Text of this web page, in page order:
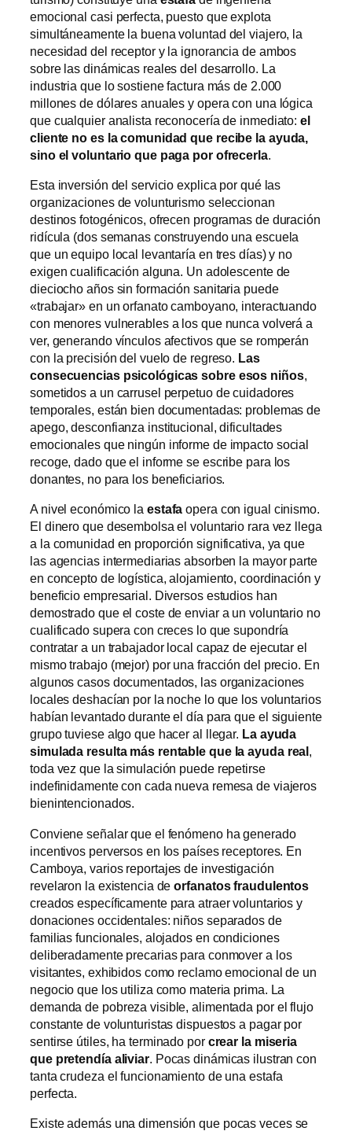
emocional casi perfecta, puesto que explota
simultáneamente la buena voluntad del viajero, la
necesidad del receptor y la ignorancia de ambos
sobre las dinámicas reales del desarrollo. La
industria que lo sostiene factura más de 2.000
millones de dólares anuales y opera con una lógica
que cualquier analista reconocería de inmediato:el
cliente no es la comunidad que recibe la ayuda,
sino el voluntario que paga por ofrecerla.
Esta inversión del servicio explica por qué las
organizaciones de volunturismo seleccionan
destinos fotogénicos, ofrecen programas de duración
ridícula (dos semanas construyendo una escuela
que un equipo local levantaría en tres días) y no
exigen cualificación alguna. Un adolescente de
dieciocho años sin formación sanitaria puede
«trabajar» en un orfanato camboyano, interactuando
con menores vulnerables a los que nunca volverá a
ver, generando vínculos afectivos que se romperán
con la precisión del vuelo de regreso. Las
consecuencias psicológicas sobre esos niños,
sometidos a un carrusel perpetuo de cuidadores
temporales, están bien documentadas: problemas de
apego, desconfianza institucional, dificultades
emocionales que ningún informe de impacto social
recoge, dado que el informe se escribe para los
donantes, no para los beneficiarios.
A nivel económico la estafa opera con igual cinismo.
El dinero que desembolsa el voluntario rara vez llega
a la comunidad en proporción significativa, ya que
las agencias intermediarias absorben la mayor parte
en concepto de logística, alojamiento, coordinación y
beneficio empresarial. Diversos estudios han
demostrado que el coste de enviar a un voluntario no
cualificado supera con creces lo que supondría
contratar a un trabajador local capaz de ejecutar el
mismo trabajo (mejor) por una fracción del precio. En
algunos casos documentados, las organizaciones
locales deshacían por la noche lo que los voluntarios
habían levantado durante el día para que el siguiente
grupo tuviese algo que hacer al llegar. La ayuda
simulada resulta más rentable que la ayuda real ,
toda vez que la simulación puede repetirse
indefinidamente con cada nueva remesa de viajeros
bienintencionados.
Conviene señalar que el fenómeno ha generado
incentivos perversos en los países receptores. En
Camboya, varios reportajes de investigación
revelaron la existencia deorfanatos fraudulentos
creados específicamente para atraer voluntarios y
donaciones occidentales: niños separados de
familias funcionales, alojados en condiciones
deliberadamente precarias para conmover a los
visitantes, exhibidos como reclamo emocional de un
negocio que los utiliza como materia prima. La
demanda de pobreza visible, alimentada por el flujo
constante de volunturistas dispuestos a pagar por
sentirse útiles, ha terminado por crear la miseria
que pretendía aliviar. Pocas dinámicas ilustran con
tanta crudeza el funcionamiento de una estafa
perfecta.
Existe además una dimensión que pocas veces se